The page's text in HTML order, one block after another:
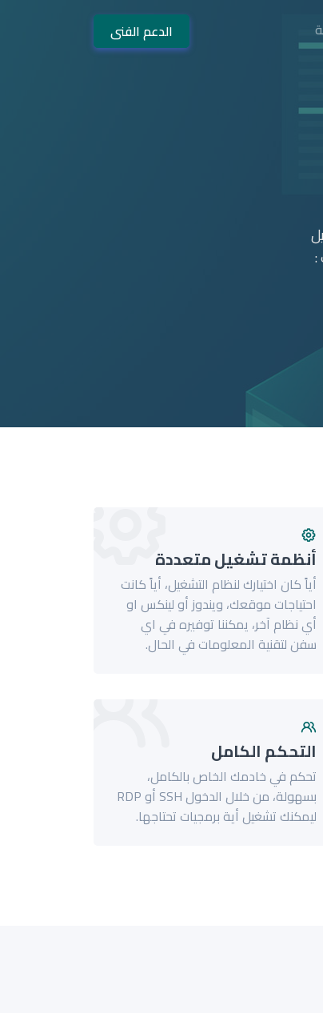
الدعم الفنى
:
أنظمة تشغيل متعددة
أياً كان اختيارك لنظام التشغيل، أياً كانت
احتياجات موقعك، ويندوز أو لينكس او
أي نظام آخر، يمكننا توفيره في اي
سفن لتقنية المعلومات في الحال.
التحكم الكامل
تحكم في خادمك الخاص بالكامل،
بسهولة، من خلال الدخول SSH أو RDP
ليمكنك تشغيل أية برمجيات تحتاجها.